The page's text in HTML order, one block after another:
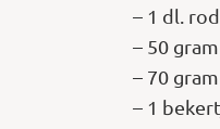
– 1 dl.
– 50
– 70
– 1